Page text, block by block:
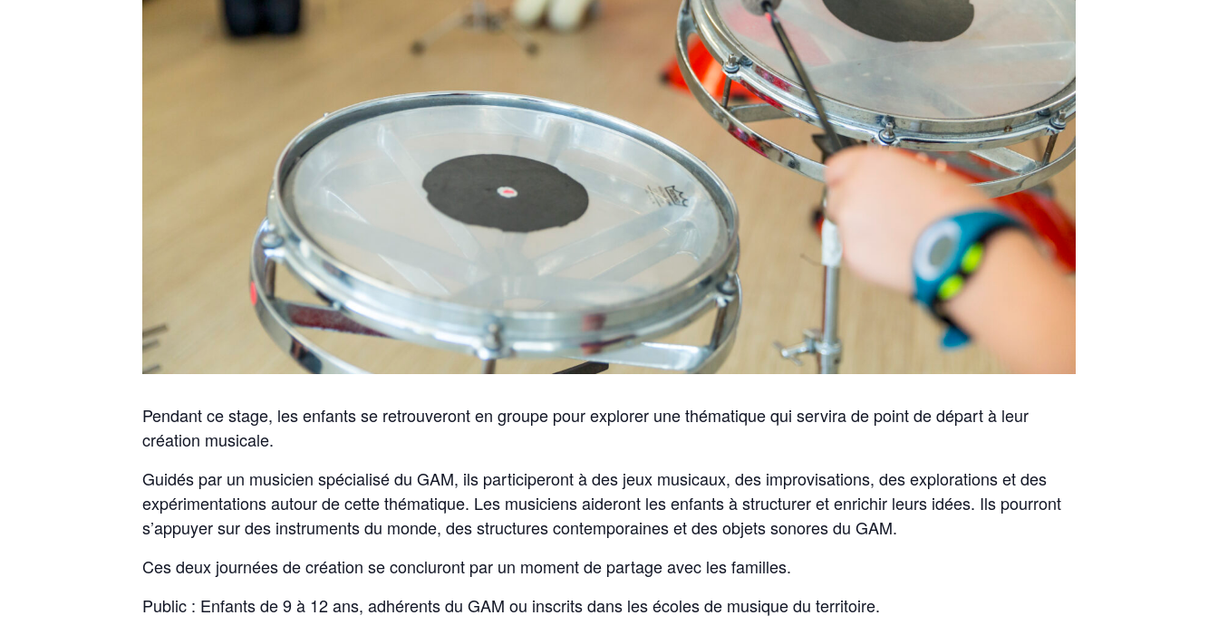
Pendant ce stage, les enfants se retrouveront en groupe pour explorer une thématique qui servira de point de départ à leur
création musicale.
Guidés par un musicien spécialisé du GAM, ils participeront à des jeux musicaux, des improvisations, des explorations et des
expérimentations autour de cette thématique. Les musiciens aideront les enfants à structurer et enrichir leurs idées. Ils pourront
s’appuyer sur des instruments du monde, des structures contemporaines et des objets sonores du GAM.
Ces deux journées de création se concluront par un moment de partage avec les familles.
Public : Enfants de 9 à 12 ans, adhérents du GAM ou inscrits dans les écoles de musique du territoire.